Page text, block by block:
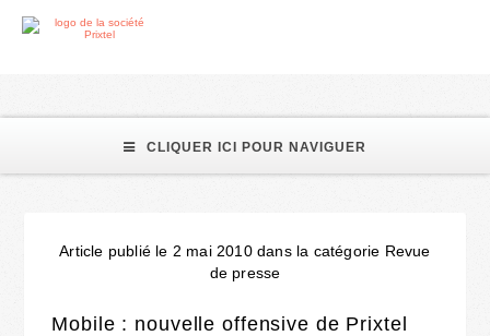
CLIQUER ICI POUR NAVIGUER
Article publié le 2 mai 2010 dans la catégorie Revue
de presse
Mobile : nouvelle offensive de Prixtel